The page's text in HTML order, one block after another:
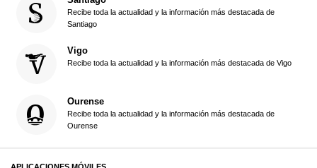
Recibe toda la actualidad y la información más destacada de
Santiago
Vigo
Recibe toda la actualidad y la información más destacada de Vigo
Ourense
Recibe toda la actualidad y la información más destacada de
Ourense